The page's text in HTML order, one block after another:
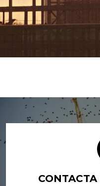
CONTACTA